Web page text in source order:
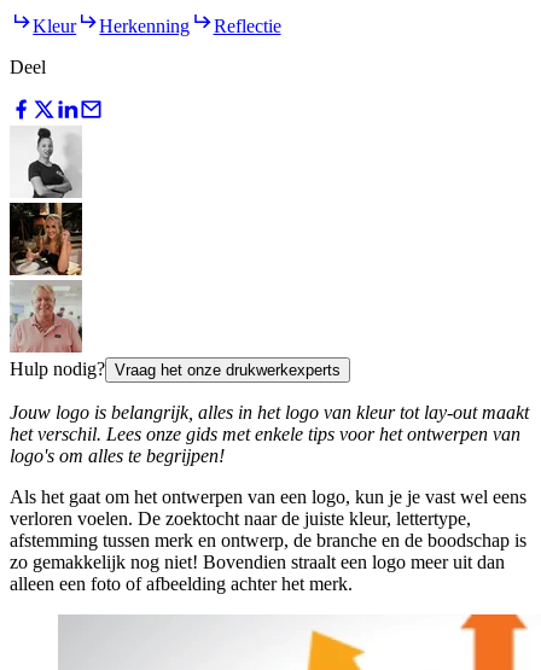
Kleur Herkenning
Reflectie
Deel
Hulp nodig? Vraag het onze drukwerkexperts
Jouw logo is belangrijk, alles in het logo van kleur tot lay-out maakt
het verschil. Lees onze gids met enkele tips voor het ontwerpen van
logo's om alles te begrijpen!
Als het gaat om het ontwerpen van een logo, kun je je vast wel eens
verloren voelen. De zoektocht naar de juiste kleur, lettertype,
afstemming tussen merk en ontwerp, de branche en de boodschap is
zo gemakkelijk nog niet! Bovendien straalt een logo meer uit dan
alleen een foto of afbeelding achter het merk.